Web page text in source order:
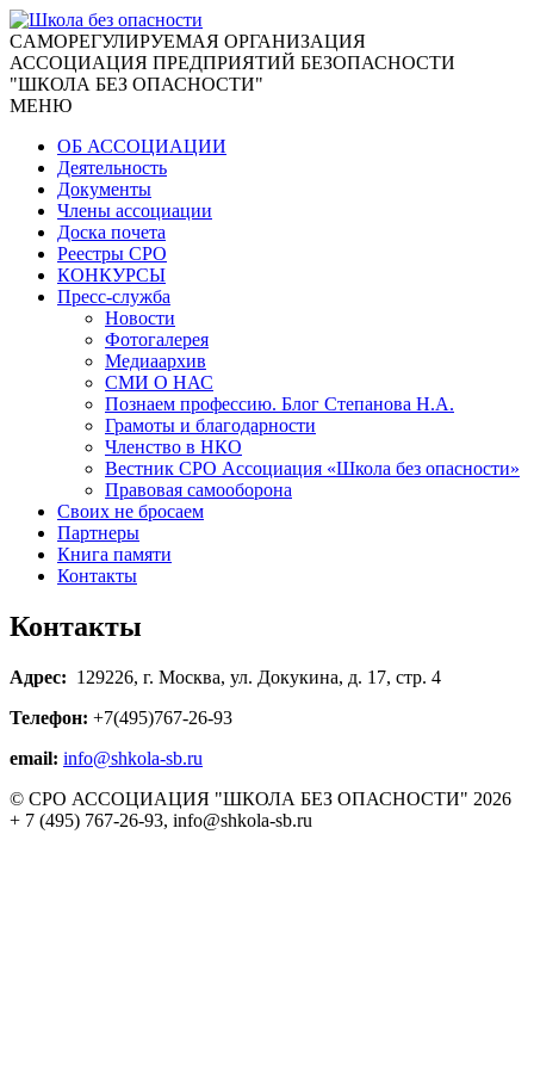
CАМОРЕГУЛИРУЕМАЯ ОРГАНИЗАЦИЯ
АССОЦИАЦИЯ ПРЕДПРИЯТИЙ БЕЗОПАСНОСТИ
"ШКОЛА БЕЗ ОПАСНОСТИ"
МЕНЮ
ОБ АССОЦИАЦИИ
Деятельность
Документы
Члены ассоциации
Доска почета
Реестры СРО
КОНКУРСЫ
Пресс-служба
Новости
Фотогалерея
Медиаархив
СМИ О НАС
Познаем профессию. Блог Степанова Н.А.
Грамоты и благодарности
Членство в НКО
Вестник СРО Ассоциация «Школа без опасности»
Правовая самооборона
Своих не бросаем
Партнеры
Книга памяти
Контакты
Контакты
Адрес: 129226, г. Москва, ул. Докукина, д. 17, стр. 4
Телефон: +7(495)767-26-93
email: info@shkola-sb.ru
© СРО АССОЦИАЦИЯ "ШКОЛА БЕЗ ОПАСНОСТИ" 2026
+ 7 (495) 767-26-93, info@shkola-sb.ru